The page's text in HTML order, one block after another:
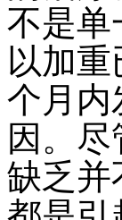
不是单
以加
个月内
因。
缺乏